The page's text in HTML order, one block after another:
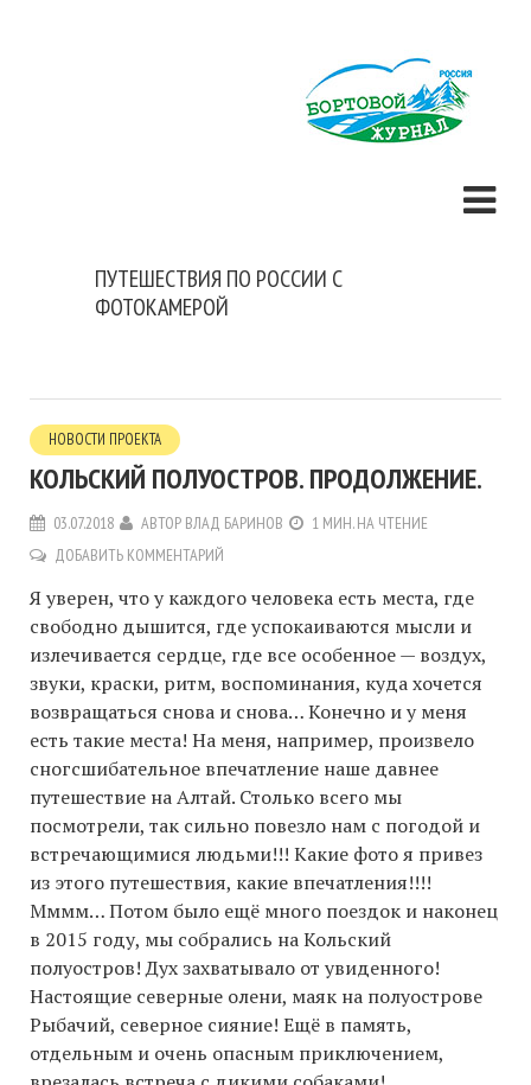
ПУТЕШЕСТВИЯ ПО РОССИИ С
ФОТОКАМЕРОЙ
НОВОСТИ ПРОЕКТА
КОЛЬСКИЙ ПОЛУОСТРОВ. ПРОДОЛЖЕНИЕ.
03.07.2018 АВТОР ВЛАД БАРИНОВ
1 МИН. НА ЧТЕНИЕ
ДОБАВИТЬ КОММЕНТАРИЙ
Я уверен, что у каждого человека есть места, где
свободно дышится, где успокаиваются мысли и
излечивается сердце, где все особенное — воздух,
звуки, краски, ритм, воспоминания, куда хочется
возвращаться снова и снова… Конечно и у меня
есть такие места! На меня, например, произвело
сногсшибательное впечатление наше давнее
путешествие на Алтай. Столько всего мы
посмотрели, так сильно повезло нам с погодой и
встречающимися людьми!!! Какие фото я привез
из этого путешествия, какие впечатления!!!!
Мммм… Потом было ещё много поездок и наконец
в 2015 году, мы собрались на Кольский
полуостров! Дух захватывало от увиденного!
Настоящие северные олени, маяк на полуострове
Рыбачий, северное сияние! Ещё в память,
отдельным и очень опасным приключением,